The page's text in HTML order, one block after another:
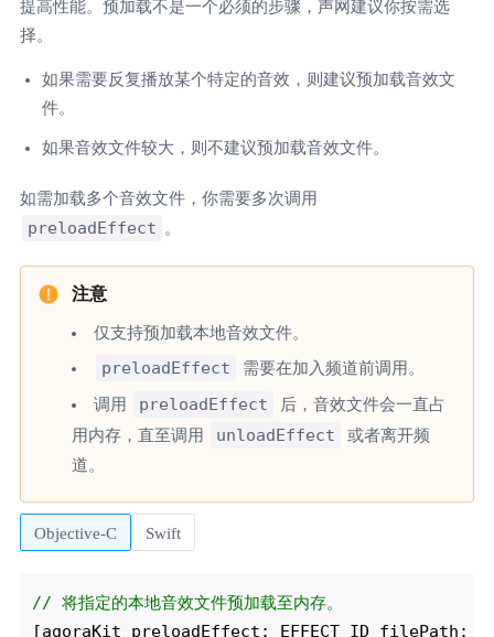
提高性能。预加载不是一个必须的步骤，声网建议你按需选
择。
如果需要反复播放某个特定的音效，则建议预加载音效文
件。
如果音效文件较大，则不建议预加载音效文件。
如需加载多个音效文件，你需要多次调用
preloadEffect 。
仅支持预加载本地音效文件。
preloadEffect 需要在加入频道前调用。
调用 preloadEffect
后，音效文件会一直占
用内存，直至调用
unloadEffect
或者离开频
道。
Objective-C Swift
// 将指定的本地音效文件预加载至内存。